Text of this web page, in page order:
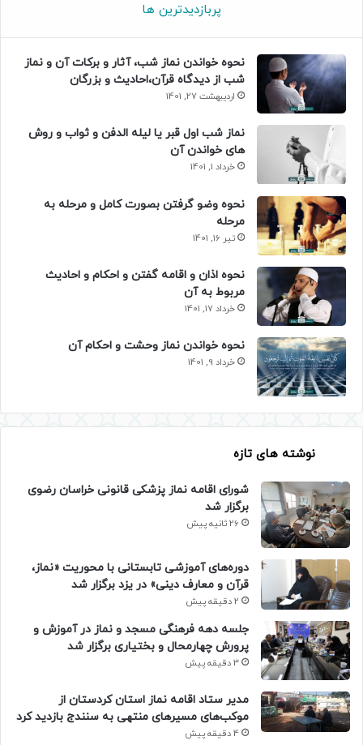
پربازدیدترین ها
نحوه خواندن نماز شب، آثار و برکات آن و نماز
شب از دیدگاه قرآن،احادیث و بزرگان
اردیبهشت 27, 1401
نماز شب اول قبر یا لیله الدفن و ثواب و روش
های خواندن آن
خرداد 1, 1401
نحوه وضو گرفتن بصورت کامل و مرحله به
مرحله
تیر 16, 1401
نحوه اذان و اقامه گفتن و احکام و احادیث
مربوط به آن
خرداد 17, 1401
نحوه خواندن نماز وحشت و احکام آن
خرداد 9, 1401
نوشته های تازه
شورای اقامه نماز پزشکی قانونی خراسان رضوی
برگزار شد
26 ثانیه پیش
دوره‌های آموزشی تابستانی با محوریت «نماز،
قرآن و معارف دینی» در یزد برگزار شد
2 دقیقه پیش
جلسه دهه فرهنگی مسجد و نماز در آموزش و
پرورش چهارمحال و بختیاری برگزار شد
3 دقیقه پیش
مدیر ستاد اقامه نماز استان کردستان از
موکب‌های مسیرهای منتهی به سنندج بازدید کرد
4 دقیقه پیش